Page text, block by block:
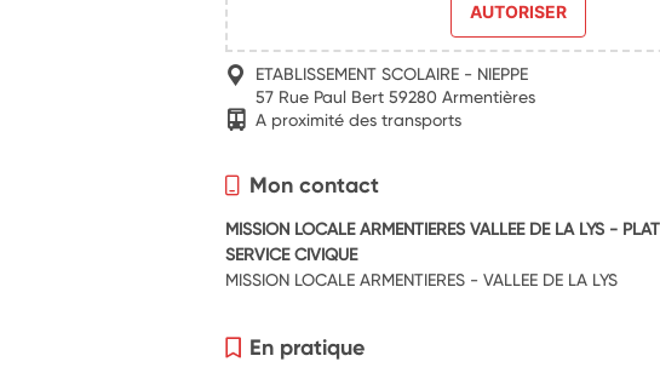
AUTORISER
ETABLISSEMENT SCOLAIRE - NIEPPE
57 Rue Paul Bert 59280 Armentières
A proximité des transports
Mon contact
MISSION LOCALE ARMENTIERES VALLEE DE LA LYS -
SERVICE CIVIQUE
MISSION LOCALE ARMENTIERES - VALLEE DE LA LYS
En pratique